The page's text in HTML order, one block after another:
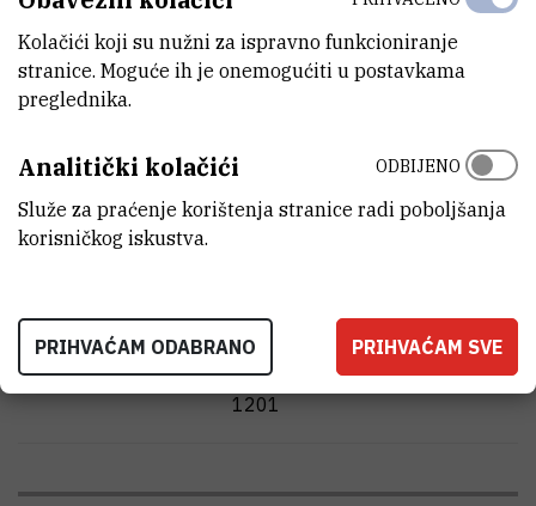
VIŠE INFORMACIJA
voditelj laboratorija znanstveni savjetnik u
trajnom izboru
Zavod za molekularnu biologiju
tolic@irb.hr
Tel: +385 1 457 1370
Interni broj: 1730
1201
Kolačići koji su nužni za ispravno funkcioniranje
stranice. Moguće ih je onemogućiti u postavkama
preglednika.
Analitički kolačići
Služe za praćenje korištenja stranice radi poboljšanja
korisničkog iskustva.
ODBIJENO
PRIHVAĆAM ODABRANO PRIHVAĆAM SVE